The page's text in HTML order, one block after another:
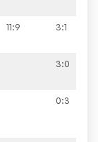
11:9 3:1
3:0
0:3